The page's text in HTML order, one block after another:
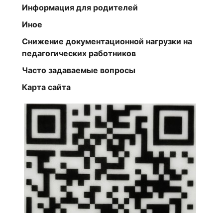
Информация для родителей
Иное
Снижение документационной нагрузки на
педагогических работников
Часто задаваемые вопросы
Карта сайта